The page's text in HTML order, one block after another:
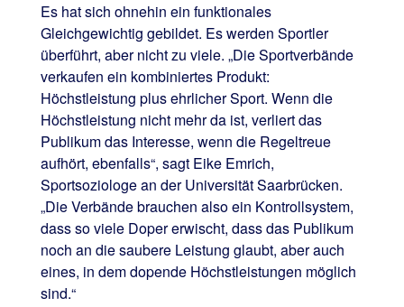
Es hat sich ohnehin ein funktionales
Gleichgewichtig gebildet. Es werden Sportler
überführt, aber nicht zu viele. „Die Sportverbände
verkaufen ein kombiniertes Produkt:
Höchstleistung plus ehrlicher Sport. Wenn die
Höchstleistung nicht mehr da ist, verliert das
Publikum das Interesse, wenn die Regeltreue
aufhört, ebenfalls“, sagt Eike Emrich,
Sportsoziologe an der Universität Saarbrücken.
„Die Verbände brauchen also ein Kontrollsystem,
dass so viele Doper erwischt, dass das Publikum
noch an die saubere Leistung glaubt, aber auch
eines, in dem dopende Höchstleistungen möglich
sind.“